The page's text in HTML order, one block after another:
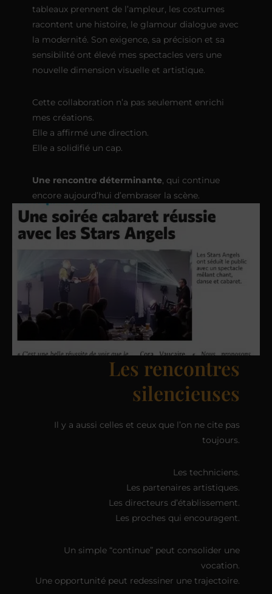
tableaux prennent de l’ampleur, les costumes
racontent une histoire, le glamour dialogue avec
la modernité. Son exigence, sa précision et sa
sensibilité ont élevé mes spectacles vers une
nouvelle dimension visuelle et artistique.
Cette collaboration n’a pas seulement enrichi
mes créations.
Elle a affirmé une direction.
Elle a solidifié un cap.
Une rencontre déterminante, qui continue
encore aujourd’hui d’embraser la scène.
Les rencontres
silencieuses
Il y a aussi celles et ceux que l’on ne cite pas
toujours.
Les techniciens.
Les partenaires artistiques.
Les directeurs d’établissement.
Les proches qui encouragent.
Un simple “continue” peut consolider une
vocation.
Une opportunité peut redessiner une trajectoire.